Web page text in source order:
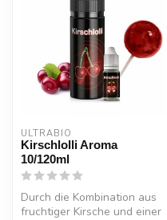
ULTRABIO
Kirschlolli Aroma
10/120ml
Durch die Kombination aus
fruchtiger Kirsche und einer